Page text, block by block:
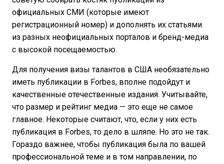
официальных СМИ (которые имеют
регистрационный номер) и дополнять их статьями
из разных неофициальных порталов и бренд-медиа
с высокой посещаемостью.
Для получения визы талантов в США необязательно
иметь публикации в Forbes, вполне подойдут и
качественные отечественные издания. Учитывайте,
что размер и рейтинг медиа — это еще не самое
главное. Некоторые считают, что, если у них есть
публикация в Forbes, то дело в шляпе. Но это не так.
Гораздо важнее, чтобы публикация была по вашей
профессиональной теме и в том направлении, по